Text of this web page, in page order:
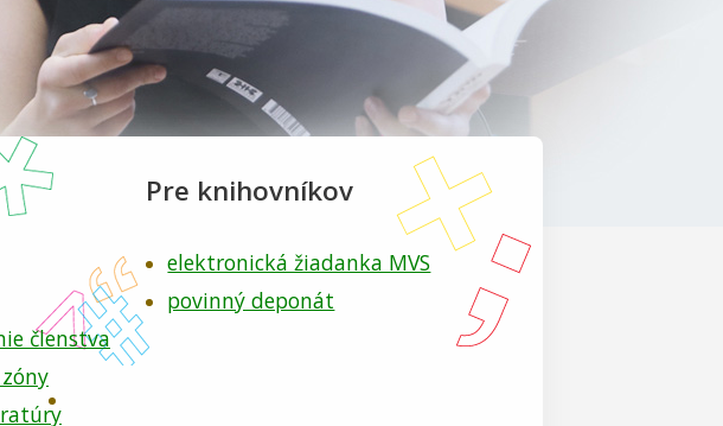
členstva
Pre knihovníkov
elektronická žiadanka MVS
povinný deponát